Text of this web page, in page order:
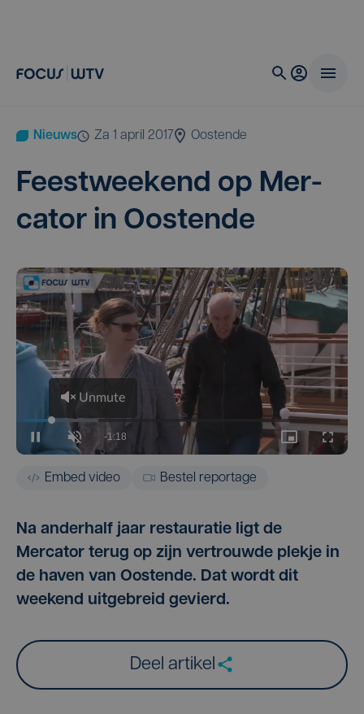
Nieuws za 1 april 2017 Oostende
Feest­week­end op Mer­
ca­tor in Oostende
Embed video Bestel reportage
Na anderhalf jaar restauratie ligt de
Mercator terug op zijn vertrouwde plekje in
de haven van Oostende. Dat wordt dit
weekend uitgebreid gevierd.
Deel artikel